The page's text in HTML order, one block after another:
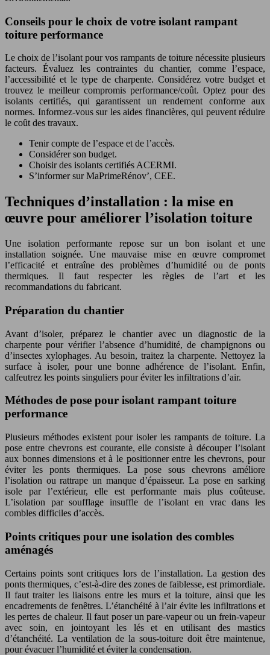
Conseils pour le choix de votre isolant rampant
toiture performance
Le choix de l’isolant pour vos rampants de toiture nécessite plusieurs
facteurs. Évaluez les contraintes du chantier, comme l’espace,
l’accessibilité et le type de charpente. Considérez votre budget et
trouvez le meilleur compromis performance/coût. Optez pour des
isolants certifiés, qui garantissent un rendement conforme aux
normes. Informez-vous sur les aides financières, qui peuvent réduire
le coût des travaux.
Tenir compte de l’espace et de l’accès.
Considérer son budget.
Choisir des isolants certifiés ACERMI.
S’informer sur MaPrimeRénov’, CEE.
Techniques d’installation : la mise en
œuvre pour améliorer l’isolation toiture
Une isolation performante repose sur un bon isolant et une
installation soignée. Une mauvaise mise en œuvre compromet
l’efficacité et entraîne des problèmes d’humidité ou de ponts
thermiques. Il faut respecter les règles de l’art et les
recommandations du fabricant.
Préparation du chantier
Avant d’isoler, préparez le chantier avec un diagnostic de la
charpente pour vérifier l’absence d’humidité, de champignons ou
d’insectes xylophages. Au besoin, traitez la charpente. Nettoyez la
surface à isoler, pour une bonne adhérence de l’isolant. Enfin,
calfeutrez les points singuliers pour éviter les infiltrations d’air.
Méthodes de pose pour isolant rampant toiture
performance
Plusieurs méthodes existent pour isoler les rampants de toiture. La
pose entre chevrons est courante, elle consiste à découper l’isolant
aux bonnes dimensions et à le positionner entre les chevrons, pour
éviter les ponts thermiques. La pose sous chevrons améliore
l’isolation ou rattrape un manque d’épaisseur. La pose en sarking
isole par l’extérieur, elle est performante mais plus coûteuse.
L’isolation par soufflage insuffle de l’isolant en vrac dans les
combles difficiles d’accès.
Points critiques pour une isolation des combles
aménagés
Certains points sont critiques lors de l’installation. La gestion des
ponts thermiques, c’est-à-dire des zones de faiblesse, est primordiale.
Il faut traiter les liaisons entre les murs et la toiture, ainsi que les
encadrements de fenêtres. L’étanchéité à l’air évite les infiltrations et
les pertes de chaleur. Il faut poser un pare-vapeur ou un frein-vapeur
avec soin, en jointoyant les lés et en utilisant des mastics
d’étanchéité. La ventilation de la sous-toiture doit être maintenue,
pour évacuer l’humidité et éviter la condensation.